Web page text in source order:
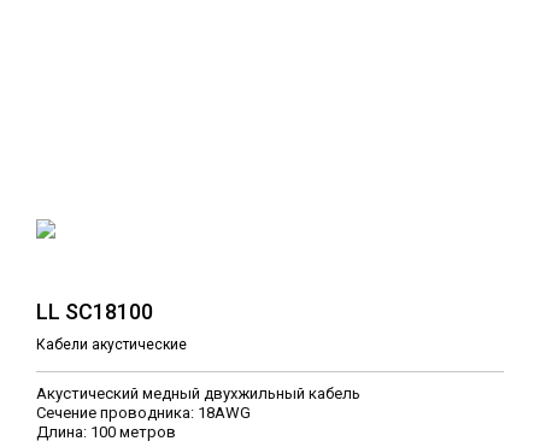
LL SC18100
Кабели акустические
Акустический медный двухжильный кабель
Сечение проводника: 18AWG
Длина: 100 метров